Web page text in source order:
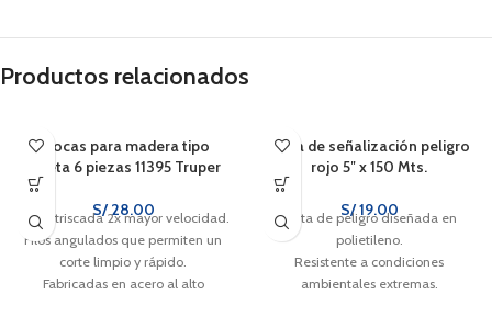
Productos relacionados
Brocas para madera tipo
paleta 6 piezas 11395 Truper
S/28.00
Punta triscada 2x mayor velocidad.
Filos angulados que permiten un
corte limpio y rápido.
Fabricadas en acero al alto
Cinta de señalización peligro
rojo 5″ x 150 Mts.
S/19.00
Cinta de peligro diseñada en
polietileno.
Resistente a condiciones
ambientales extremas.